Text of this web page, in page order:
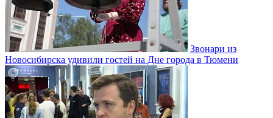
Звонари из
Новосибирска удивили гостей на Дне города в Тюмени